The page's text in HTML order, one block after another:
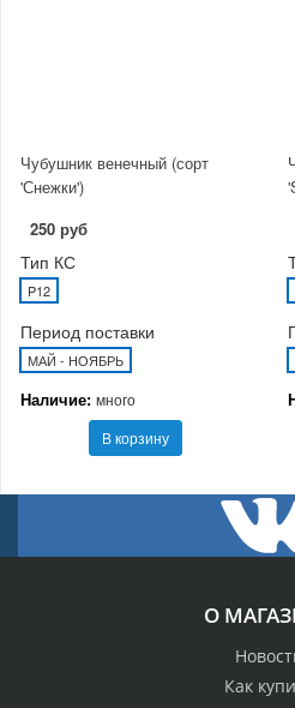
Чубушник венечный (сорт
'Снежки')
250 руб
Тип КС
P12
Период поставки
МАЙ - НОЯБРЬ
Наличие: много
В корзину
О
Как